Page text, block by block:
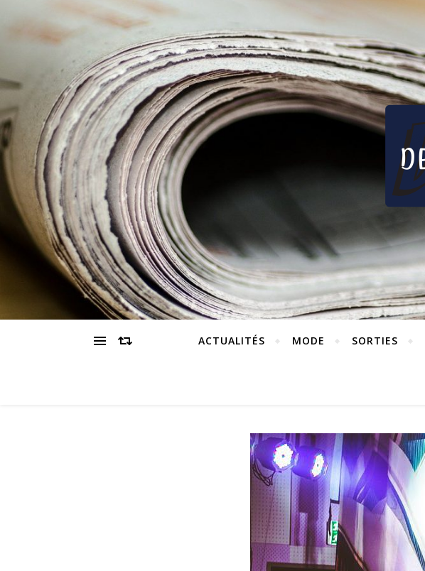
ACTUALITÉS MODE SORTIES